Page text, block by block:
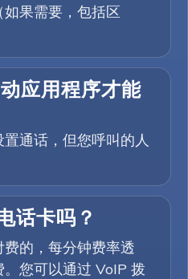
如果需要，包括区
应用程序才能
通话，但您呼叫的人
话卡吗？
的，每分钟费率透
您可以通过 VoIP 拨